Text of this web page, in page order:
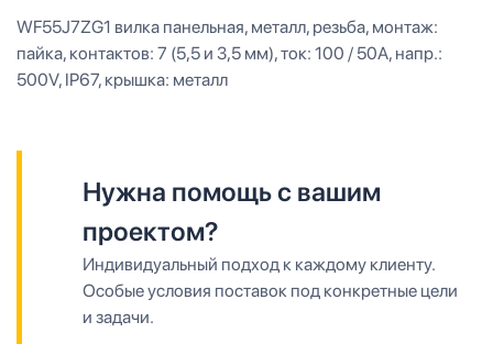
WF55J7ZG1 вилка панельная, металл, резьба, монтаж:
пайка, контактов: 7 (5,5 и 3,5 мм), ток: 100 / 50А, напр.:
500V, IP67, крышка: металл
Нужна помощь с вашим
проектом?
Индивидуальный подход к каждому клиенту.
Особые условия поставок под конкретные цели
и задачи.